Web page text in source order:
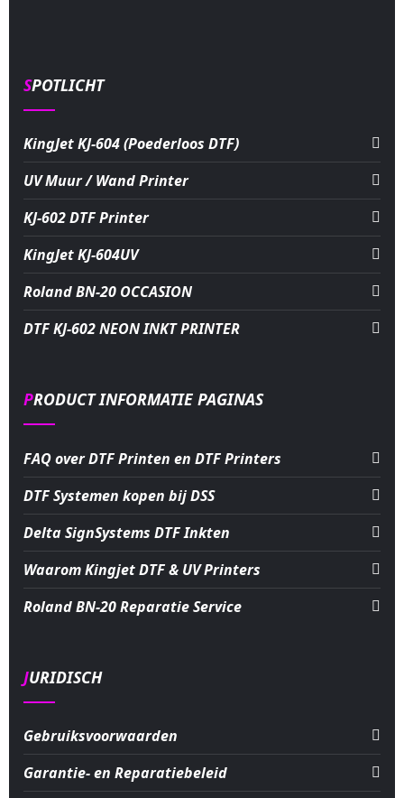
SPOTLICHT
KingJet KJ-604 (Poederloos DTF)
UV Muur / Wand Printer
KJ-602 DTF Printer
KingJet KJ-604UV
Roland BN-20 OCCASION
DTF KJ-602 NEON INKT PRINTER
PRODUCT INFORMATIE PAGINAS
FAQ over DTF Printen en DTF Printers
DTF Systemen kopen bij DSS
Delta SignSystems DTF Inkten
Waarom Kingjet DTF & UV Printers
Roland BN-20 Reparatie Service
JURIDISCH
Gebruiksvoorwaarden
Garantie- en Reparatiebeleid